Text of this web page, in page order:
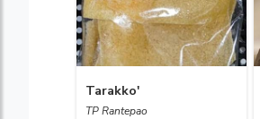
Tarakko'
TP Rantepao